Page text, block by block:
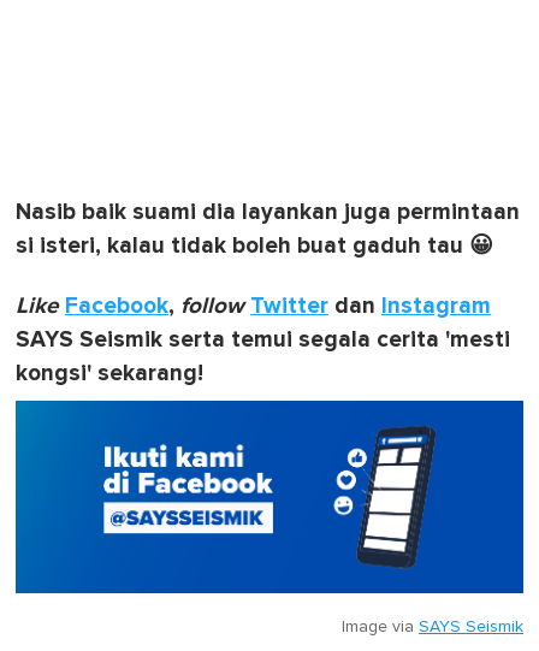
Nasib baik suami dia layankan juga permintaan
si isteri, kalau tidak boleh buat gaduh tau 😀
Like Facebook, follow Twitter dan Instagram
SAYS Seismik serta temui segala cerita 'mesti
kongsi' sekarang!
Image via SAYS Seismik